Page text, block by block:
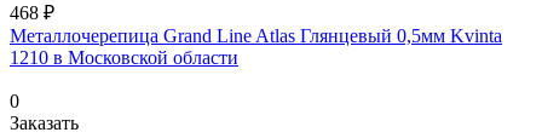
468 ₽
Металлочерепица Grand Line Atlas Глянцевый 0,5мм Kvinta
1210 в Московской области
0
Заказать